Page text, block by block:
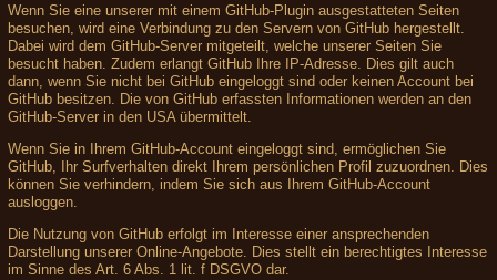
Wenn Sie eine unserer mit einem GitHub-Plugin ausgestatteten Seiten
besuchen, wird eine Verbindung zu den Servern von GitHub hergestellt.
Dabei wird dem GitHub-Server mitgeteilt, welche unserer Seiten Sie
besucht haben. Zudem erlangt GitHub Ihre IP-Adresse. Dies gilt auch
dann, wenn Sie nicht bei GitHub eingeloggt sind oder keinen Account bei
GitHub besitzen. Die von GitHub erfassten Informationen werden an den
GitHub-Server in den USA übermittelt.
Wenn Sie in Ihrem GitHub-Account eingeloggt sind, ermöglichen Sie
GitHub, Ihr Surfverhalten direkt Ihrem persönlichen Profil zuzuordnen. Dies
können Sie verhindern, indem Sie sich aus Ihrem GitHub-Account
ausloggen.
Die Nutzung von GitHub erfolgt im Interesse einer ansprechenden
Darstellung unserer Online-Angebote. Dies stellt ein berechtigtes Interesse
im Sinne des Art. 6 Abs. 1 lit. f DSGVO dar.